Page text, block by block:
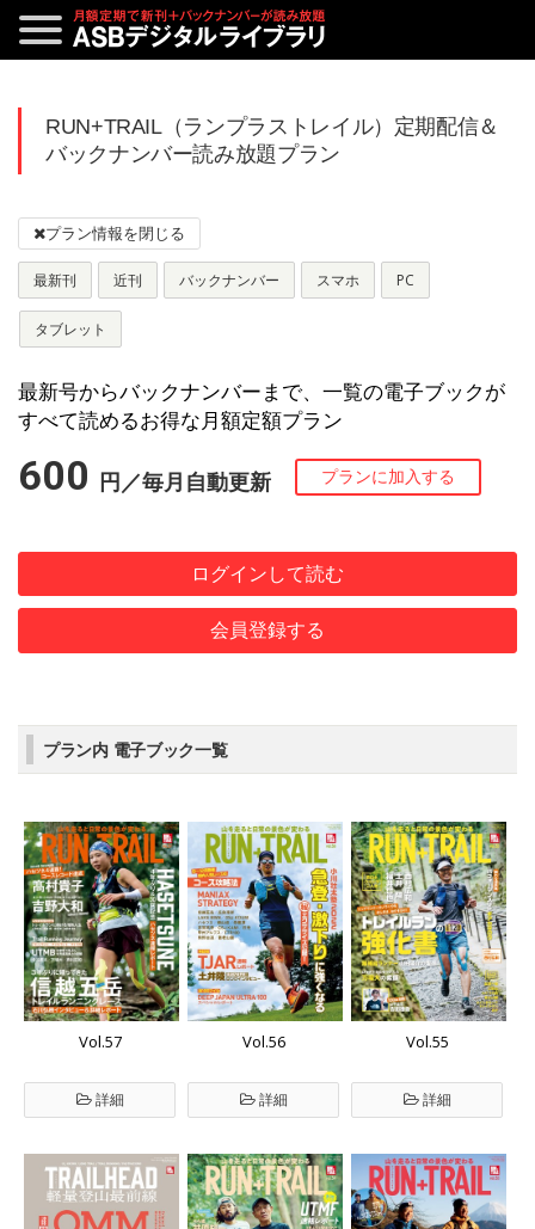
RUN+TRAIL（ランプラストレイル）定期配信＆
バックナンバー読み放題プラン
最新刊 近刊 バックナンバー スマホ PC
タブレット
最新号からバックナンバーまで、一覧の電子ブックが
すべて読めるお得な月額定額プラン
600 円／毎月自動更新 プランに加入する
ログインして読む
会員登録する
プラン内 電子ブック一覧
Vol.57
詳細
Vol.56
詳細
Vol.55
詳細